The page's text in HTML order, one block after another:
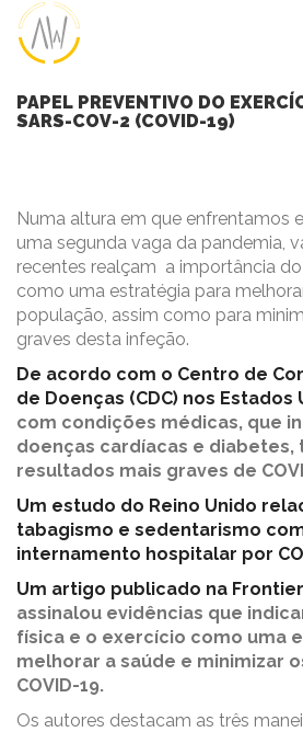
PAPEL PREVENTIVO DO
SARS-COV-2 (COVID-19)
Numa altura em que enfrentamos
uma segunda vaga da pandemia,
recentes realçam a importância
como uma estratégia para
população, assim como para
graves desta infeção.
De acordo com o Centro de
de Doenças (CDC) nos Estados
com condições médicas, que
doenças cardíacas e diabetes,
resultados mais graves de
Um estudo do Reino Unido
tabagismo e sedentarismo
internamento hospitalar por
Um artigo publicado na
assinalou evidências que
física e o exercício como uma
melhorar a saúde e minimizar
COVID-19.
Os autores destacam as três